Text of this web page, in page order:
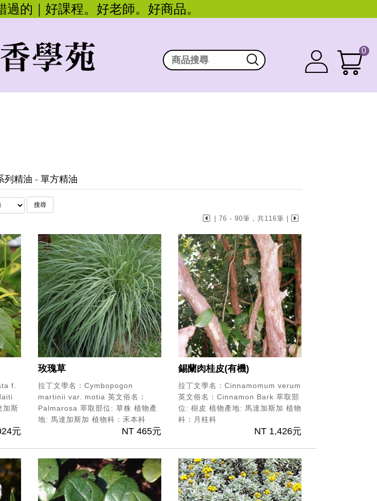
的｜好課程。好老師。好商品。
0
列精油 - 單方精油
| 76 - 90筆，共116筆 |
f.
加斯
元
玫瑰草
拉丁文學名：Cymbopogon
martinii var. motia 英文俗名：
Palmarosa 萃取部位: 草株 植物產
地: 馬達加斯加 植物科：禾本科
NT 465元
錫蘭肉桂皮(有機)
拉丁文學名：Cinnamomum verum
英文俗名：Cinnamon Bark 萃取部
位: 樹皮 植物產地: 馬達加斯加 植物
科：月桂科
NT 1,426元